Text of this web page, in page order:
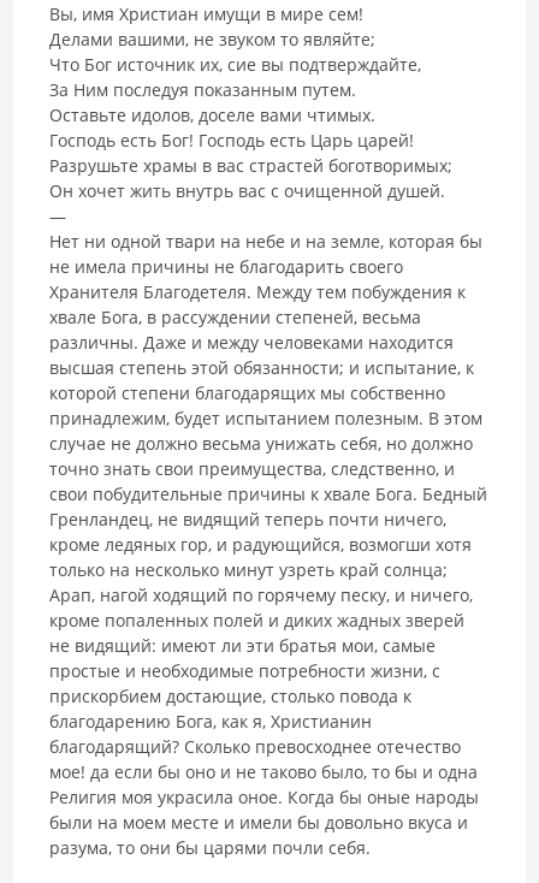
Вы, имя Христиан имущи в мире сем!
Делами вашими, не звуком то являйте;
Что Бог источник их, сие вы подтверждайте,
За Ним последуя показанным путем.
Оставьте идолов, доселе вами чтимых.
Господь есть Бог! Господь есть Царь царей!
Разрушьте храмы в вас страстей боготворимых;
Он хочет жить внутрь вас с очищенной душей.
—
Нет ни одной твари на небе и на земле, которая бы
не имела причины не благодарить своего
Хранителя Благодетеля. Между тем побуждения к
хвале Бога, в рассуждении степеней, весьма
различны. Даже и между человеками находится
высшая степень этой обязанности; и испытание, к
которой степени благодарящих мы собственно
принадлежим, будет испытанием полезным. В этом
случае не должно весьма унижать себя, но должно
точно знать свои преимущества, следственно, и
свои побудительные причины к хвале Бога. Бедный
Гренландец, не видящий теперь почти ничего,
кроме ледяных гор, и радующийся, возмогши хотя
только на несколько минут узреть край солнца;
Арап, нагой ходящий по горячему песку, и ничего,
кроме попаленных полей и диких жадных зверей
не видящий: имеют ли эти братья мои, самые
простые и необходимые потребности жизни, с
прискорбием достающие, столько повода к
благодарению Бога, как я, Христианин
благодарящий? Сколько превосходнее отечество
мое! да если бы оно и не таково было, то бы и одна
Религия моя украсила оное. Когда бы оные народы
были на моем месте и имели бы довольно вкуса и
разума, то они бы царями почли себя.